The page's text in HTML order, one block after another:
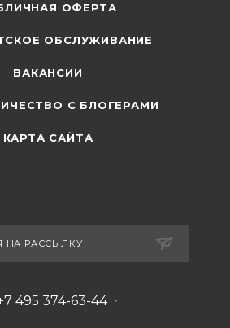
ОФЕРТА
ОБСЛУЖИВАНИЕ
ВАКАНСИИ
С БЛОГЕРАМИ
КАРТА САЙТА
НА РАССЫЛКУ
495 374-63-44